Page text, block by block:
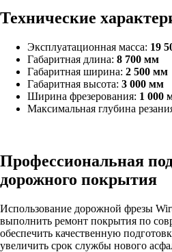
Технические
Эксплуатационная масса: 19
Габаритная длина: 8 700 мм
Габаритная ширина: 2 500 мм
Габаритная высота: 3 000 мм
Ширина фрезерования: 1 000
Максимальная глубина
Профессиональная
дорожного покрытия
Использование дорожной фрезы
выполнить ремонт покрытия по
обеспечить качественную
увеличить срок службы нового